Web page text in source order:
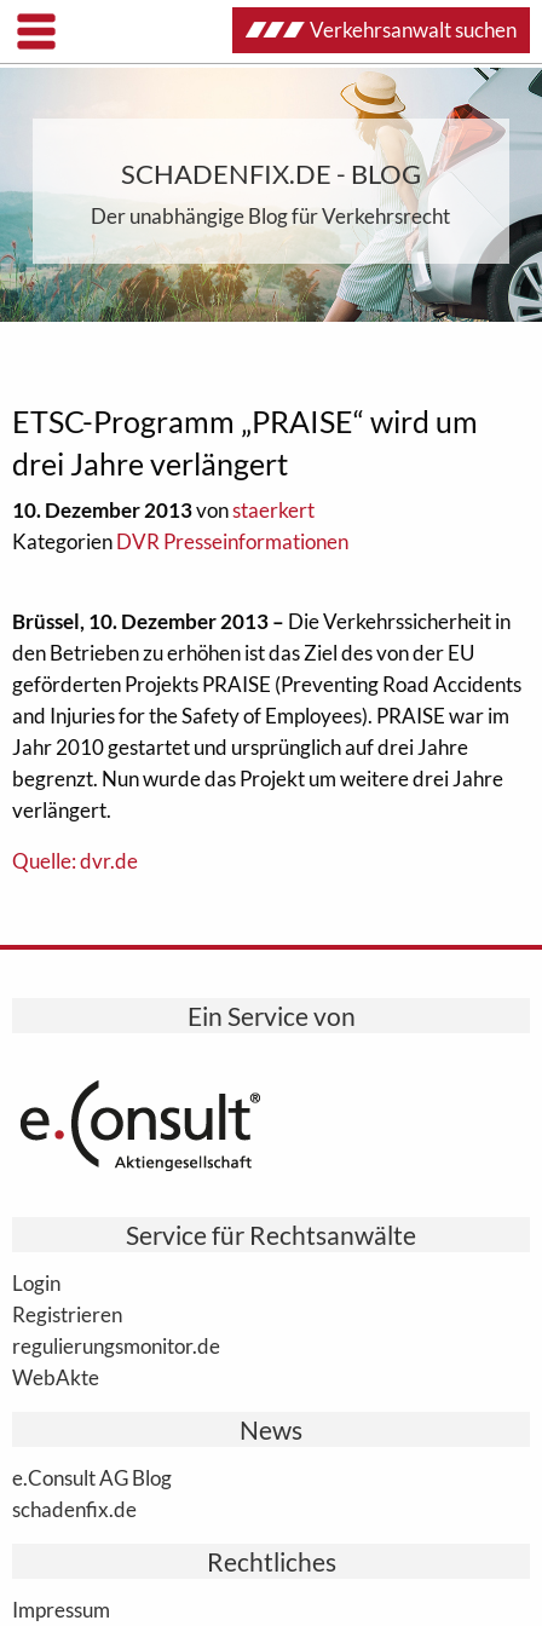
SCHADENFIX.DE - BLOG
Der unabhängige Blog für Verkehrsrecht
ETSC-Programm „PRAISE“ wird um
drei Jahre verlängert
10. Dezember 2013vonstaerkert
KategorienDVR Presseinformationen
Brüssel, 10. Dezember 2013 – Die Verkehrssicherheit in
den Betrieben zu erhöhen ist das Ziel des von der EU
geförderten Projekts PRAISE (Preventing Road Accidents
and Injuries for the Safety of Employees). PRAISE war im
Jahr 2010 gestartet und ursprünglich auf drei Jahre
begrenzt. Nun wurde das Projekt um weitere drei Jahre
verlängert.
Quelle: dvr.de
Ein Service von
Service für Rechtsanwälte
Login
Registrieren
regulierungsmonitor.de
WebAkte
News
e.Consult AG Blog
schadenfix.de
Rechtliches
Impressum
Verkehrsanwalt suchen